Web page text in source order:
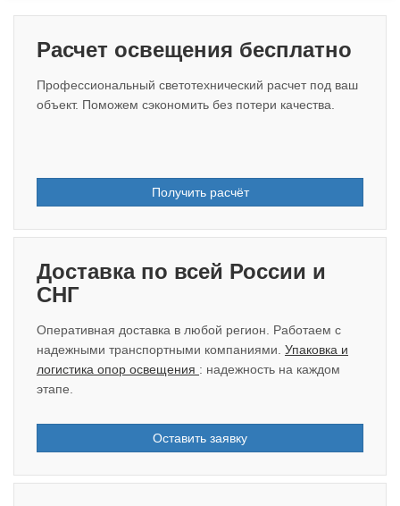
Расчет освещения бесплатно
Профессиональный светотехнический расчет под ваш
объект. Поможем сэкономить без потери качества.
Получить расчёт
Доставка по всей России и
СНГ
Оперативная доставка в любой регион. Работаем с
надежными транспортными компаниями. Упаковка и
логистика опор освещения : надежность на каждом
этапе.
Оставить заявку